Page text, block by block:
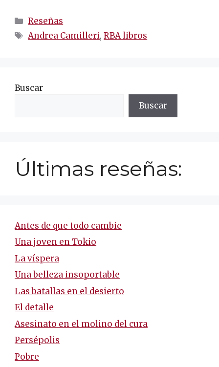
Categorías
Reseñas
Etiquetas
Andrea Camilleri,RBA libros
Buscar
Buscar
Últimas reseñas:
Antes de que todo cambie
Una joven en Tokio
La víspera
Una belleza insoportable
Las batallas en el desierto
El detalle
Asesinato en el molino del cura
Persépolis
Pobre